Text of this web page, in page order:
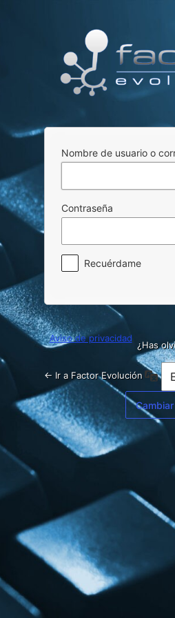
Nombre de usuario o
Contraseña
Recuérdame
¿Has
← Ir a Factor Evolución
Aviso de privacidad